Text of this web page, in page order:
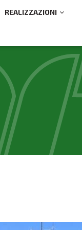
REALIZZAZIONI